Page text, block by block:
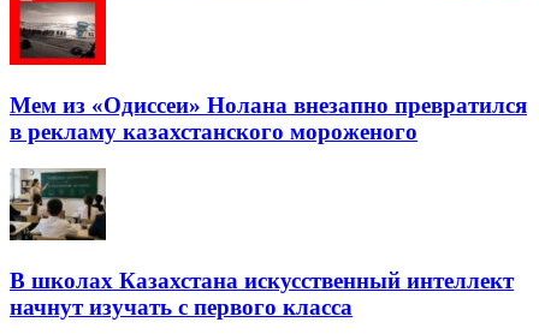
Мем из «Одиссеи» Нолана внезапно превратился
в рекламу казахстанского мороженого
В школах Казахстана искусственный интеллект
начнут изучать с первого класса